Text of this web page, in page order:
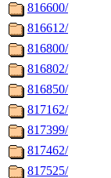
816600/
816612/
816800/
816802/
816850/
817162/
817399/
817462/
817525/